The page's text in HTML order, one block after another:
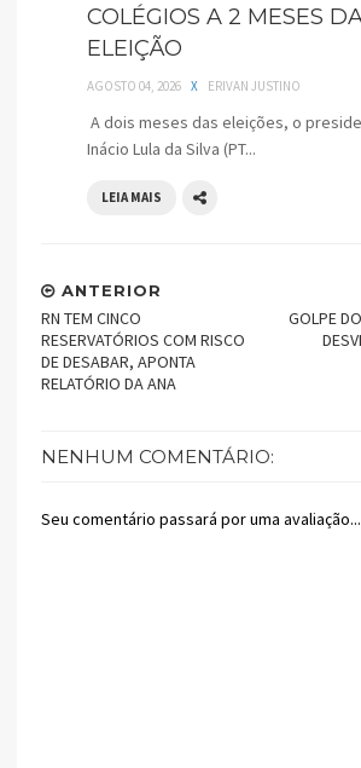
COLÉGIOS A 2 MESES
ELEIÇÃO
AGOSTO 04, 2026 X ERIVAN JUSTINO
A dois meses das eleições, o
Inácio Lula da Silva (PT...
LEIA MAIS
GOLPE
ANTERIOR
RN TEM CINCO
RESERVATÓRIOS COM RISCO
DE DESABAR, APONTA
RELATÓRIO DA ANA
NENHUM COMENTÁRIO:
Seu comentário passará por uma avaliação...